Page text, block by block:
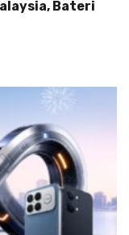
Bateri